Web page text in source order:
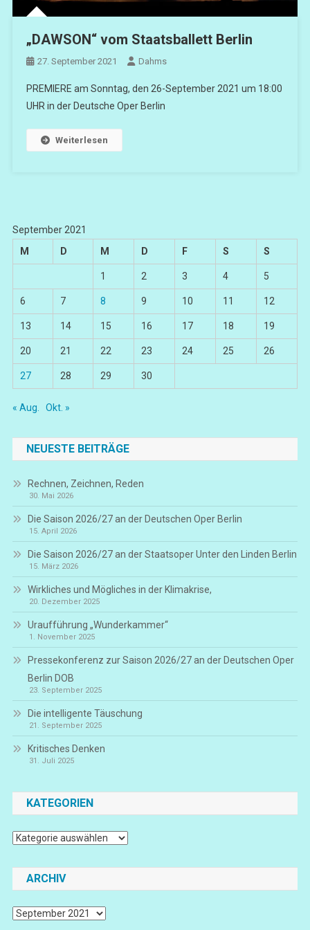
„DAWSON“ vom Staatsballett Berlin
27. September 2021 Dahms
PREMIERE am Sonntag, den 26-September 2021 um 18:00
UHR in der Deutsche Oper Berlin
Weiterlesen
September 2021
M
D M D F S S
1 2 3 4 5
6 7 8 9 10 11 12
13 14 15 16 17 18 19
20 21 22 23 24 25 26
27 28 29 30
« Aug. Okt. »
NEUESTE BEITRÄGE
Rechnen, Zeichnen, Reden
30. Mai 2026
Die Saison 2026/27 an der Deutschen Oper Berlin
15. April 2026
Die Saison 2026/27 an der Staatsoper Unter den Linden Berlin
15. März 2026
Wirkliches und Mögliches in der Klimakrise,
20. Dezember 2025
Uraufführung „Wunderkammer“
1. November 2025
Pressekonferenz zur Saison 2026/27 an der Deutschen Oper
Berlin DOB
23. September 2025
Die intelligente Täuschung
21. September 2025
Kritisches Denken
31. Juli 2025
KATEGORIEN
Kategorien
ARCHIV
Archiv